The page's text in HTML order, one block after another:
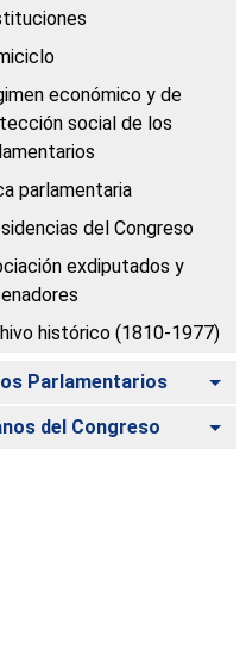
económico y de
social de los
parlamentaria
del Congreso
exdiputados y
histórico (1810-1977)
Parlamentarios
del Congreso